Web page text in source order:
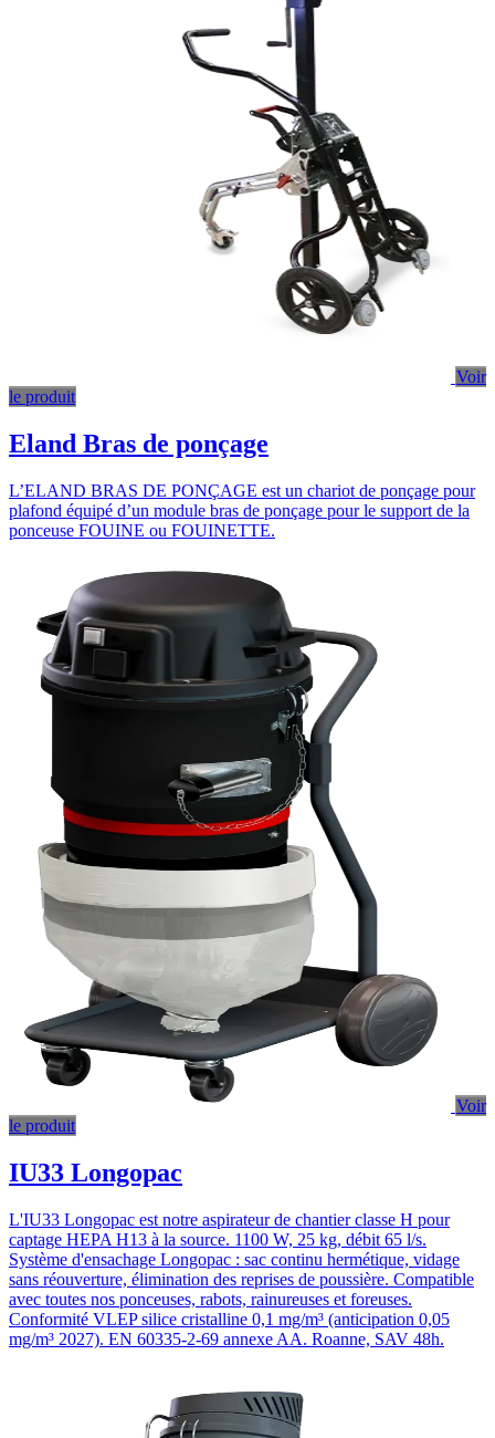
Voir
le produit
Eland Bras de ponçage
L’ELAND BRAS DE PONÇAGE est un chariot de ponçage pour
plafond équipé d’un module bras de ponçage pour le support de la
ponceuse FOUINE ou FOUINETTE.
Voir
le produit
IU33 Longopac
L'IU33 Longopac est notre aspirateur de chantier classe H pour
captage HEPA H13 à la source. 1100 W, 25 kg, débit 65 l/s.
Système d'ensachage Longopac : sac continu hermétique, vidage
sans réouverture, élimination des reprises de poussière. Compatible
avec toutes nos ponceuses, rabots, rainureuses et foreuses.
Conformité VLEP silice cristalline 0,1 mg/m³ (anticipation 0,05
mg/m³ 2027). EN 60335-2-69 annexe AA. Roanne, SAV 48h.